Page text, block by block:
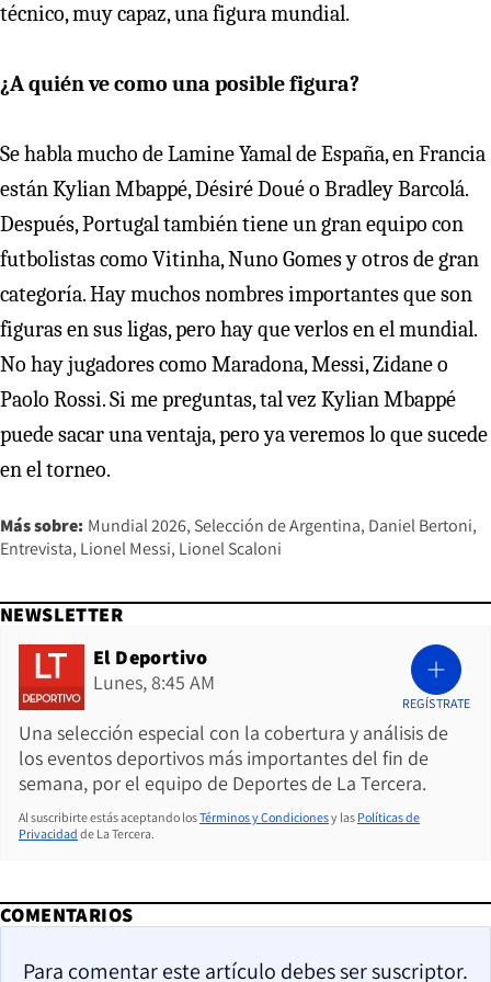
técnico, muy capaz, una figura mundial.
¿A quién ve como una posible figura?
Se habla mucho de Lamine Yamal de España, en Francia
están Kylian Mbappé, Désiré Doué o Bradley Barcolá.
Después, Portugal también tiene un gran equipo con
futbolistas como Vitinha, Nuno Gomes y otros de gran
categoría. Hay muchos nombres importantes que son
figuras en sus ligas, pero hay que verlos en el mundial.
No hay jugadores como Maradona, Messi, Zidane o
Paolo Rossi. Si me preguntas, tal vez Kylian Mbappé
puede sacar una ventaja, pero ya veremos lo que sucede
en el torneo.
Más sobre: Mundial 2026 Selección de Argentina Daniel Bertoni
Entrevista Lionel Messi Lionel Scaloni
NEWSLETTER
El Deportivo
Lunes, 8:45 AM
Una selección especial con la cobertura y análisis de
los eventos deportivos más importantes del fin de
semana, por el equipo de Deportes de La Tercera.
REGÍSTRATE
Al suscribirte estás aceptando losTérminos y Condicionesy las Políticas de
Privacidad de La Tercera.
COMENTARIOS
Para comentar este artículo debes ser suscriptor.